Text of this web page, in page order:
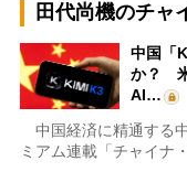
田代尚機のチャ
中国「
か？ 米
AI…
中国経済に精通する
ミアム連載「チャイナ